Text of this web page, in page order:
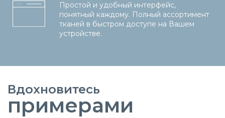
Простой и удобный интерфейс,
понятный каждому. Полный ассортимент
тканей в быстром доступе на Вашем
устройстве.
Вдохновитесь
примерами